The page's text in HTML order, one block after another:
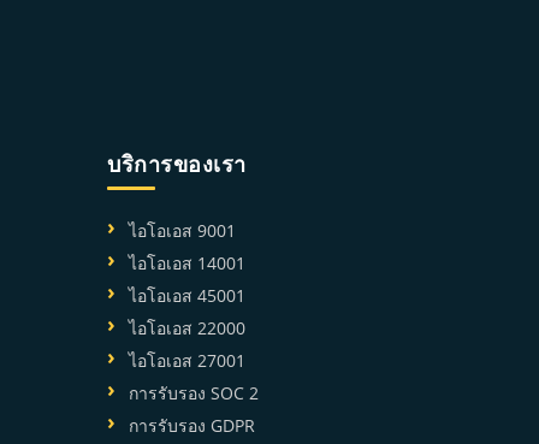
บริการของเรา
ไอโอเอส 9001
ไอโอเอส 14001
ไอโอเอส 45001
ไอโอเอส 22000
ไอโอเอส 27001
การรับรอง SOC 2
การรับรอง GDPR